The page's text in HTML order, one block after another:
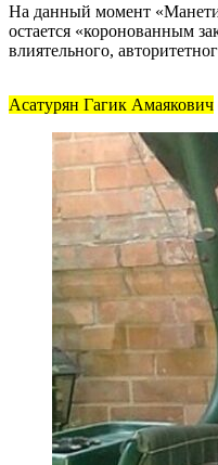
На данный момент
остается «коронованным
влиятельного,
Асатурян Гагик Амаякович